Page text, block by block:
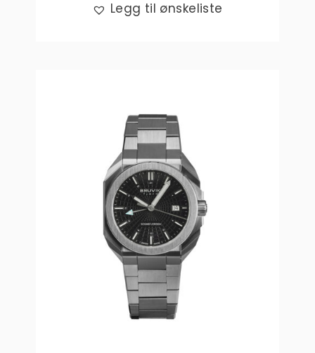
Legg til ønskeliste